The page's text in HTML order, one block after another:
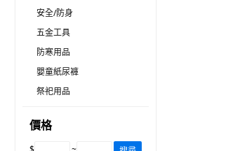
安全/防身
五金工具
防寒用品
嬰童紙尿褲
祭祀用品
價格